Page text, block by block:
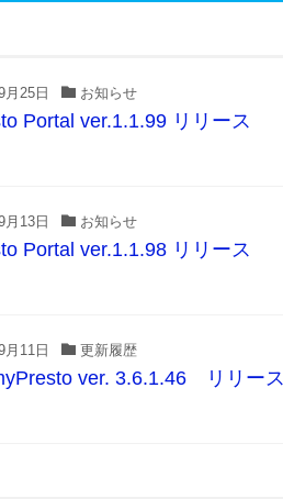
月25日 お知らせ
Portal ver.1.1.99 リリース
月13日 お知らせ
Portal ver.1.1.98 リリース
月11日 更新履歴
ver. 3.6.1.46 リリース